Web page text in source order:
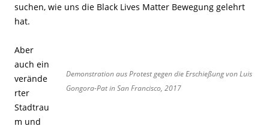
suchen, wie uns die Black Lives Matter Bewegung gelehrt
hat.
Demonstration aus Protest gegen die Erschießung von Luis
Gongora-Pat in San Francisco, 2017
Aber
auch ein
verände
rter
Stadtrau
m und